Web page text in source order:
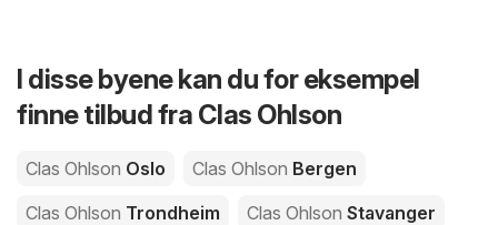
I disse byene kan du for eksempel
finne tilbud fra Clas Ohlson
Clas Ohlson Oslo Clas Ohlson Bergen
Clas Ohlson Trondheim Clas Ohlson Stavanger